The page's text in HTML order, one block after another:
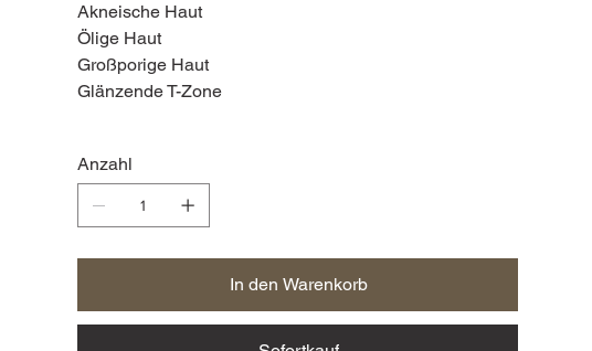
Akneische Haut
Ölige Haut
Großporige Haut
Glänzende T-Zone
Anzahl
In den Warenkorb